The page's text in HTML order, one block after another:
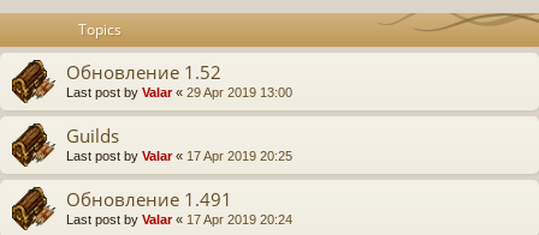
h
Topics
Обновление 1.52
Last post by Valar« 29 Apr 2019 13:00
Guilds
Last post by Valar« 17 Apr 2019 20:25
Обновление 1.491
Last post by Valar« 17 Apr 2019 20:24